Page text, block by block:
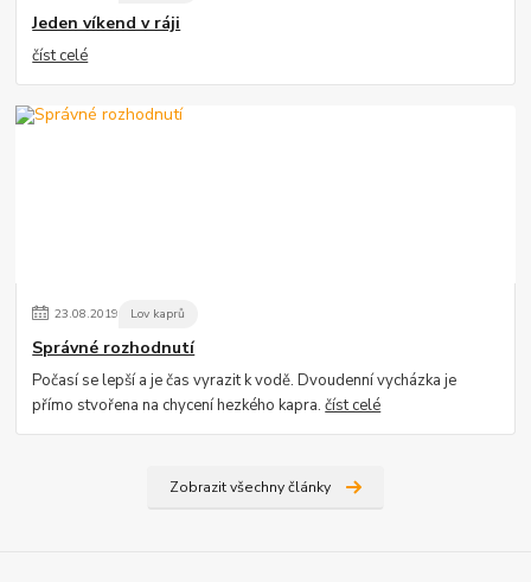
Jeden víkend v ráji
číst celé
23.08.2019 Lov kaprů
Správné rozhodnutí
Počasí se lepší a je čas vyrazit k vodě. Dvoudenní vycházka je
přímo stvořena na chycení hezkého kapra.číst celé
Zobrazit všechny články